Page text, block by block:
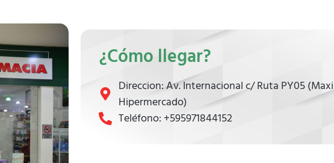
¿Cómo llegar?
Direccion: Av. Internacional c/ Ruta PY05 (Maxi
Hipermercado)
Teléfono: +595971844152